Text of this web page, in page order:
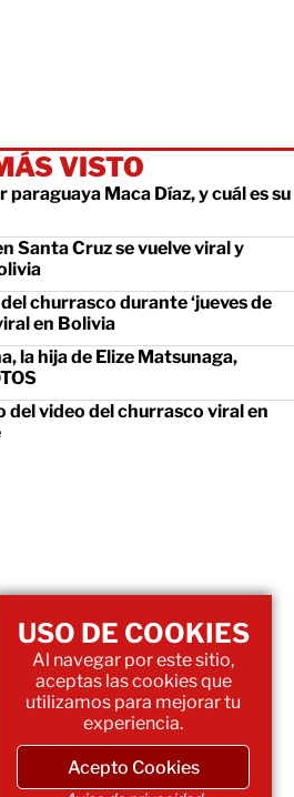
VISTO
paraguaya Maca Díaz, y cuál es su
Santa Cruz se vuelve viral y
churrasco durante ‘jueves de
en Bolivia
la hija de Elize Matsunaga,
del video del churrasco viral en
USO DE COOKIES
Al navegar por este sitio,
aceptas las cookies que
utilizamos para mejorar tu
experiencia.
Acepto Cookies